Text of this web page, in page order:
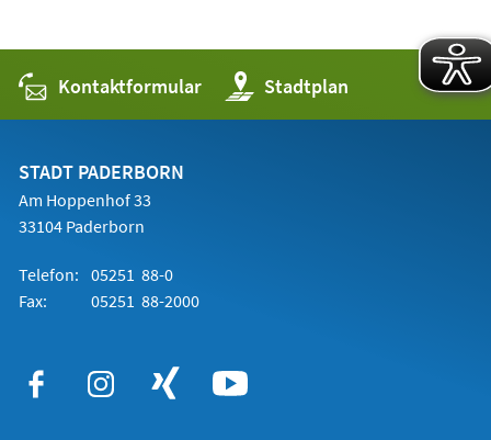
Kontaktformular Stadtplan
(Öffnet
in
einem
STADT PADERBORN
Am Hoppenhof 33
33104 Paderborn
Telefon: 05251 88-0
Fax:
05251 88-2000